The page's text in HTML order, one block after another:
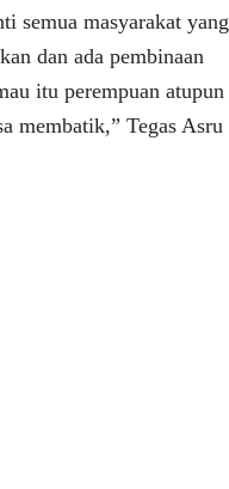
semua masyarakat yang
dan ada pembinaan
itu perempuan atupun
membatik,” Tegas Asru